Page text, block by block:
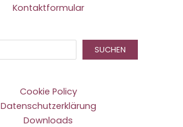
Kontaktformular
SUCHEN
Cookie Policy
Datenschutzerklärung
Downloads